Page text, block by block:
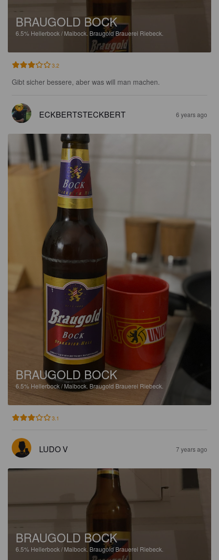
BRAUGOLD BOCK
6.5% Hellerbock / Maibock. Braugold Brauerei Riebeck.
3.2
Gibt sicher bessere, aber was will man machen.
ECKBERTSTECKBERT 6 years ago
BRAUGOLD BOCK
6.5% Hellerbock / Maibock. Braugold Brauerei Riebeck.
3.1
LUDO V 7 years ago
BRAUGOLD BOCK
6.5% Hellerbock / Maibock. Braugold Brauerei Riebeck.